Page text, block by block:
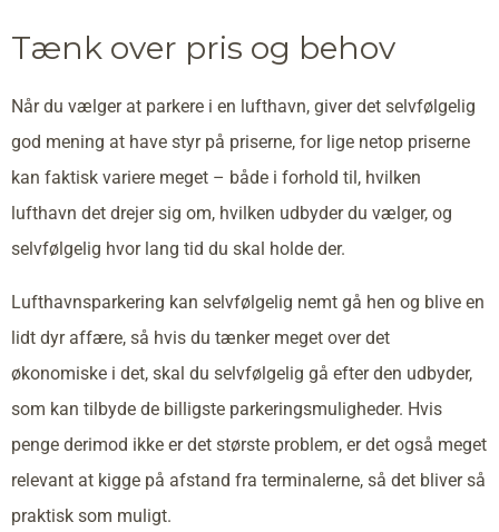
Tænk over pris og behov
Når du vælger at parkere i en lufthavn, giver det selvfølgelig
god mening at have styr på priserne, for lige netop priserne
kan faktisk variere meget – både i forhold til, hvilken
lufthavn det drejer sig om, hvilken udbyder du vælger, og
selvfølgelig hvor lang tid du skal holde der.
Lufthavnsparkering kan selvfølgelig nemt gå hen og blive en
lidt dyr affære, så hvis du tænker meget over det
økonomiske i det, skal du selvfølgelig gå efter den udbyder,
som kan tilbyde de billigste parkeringsmuligheder. Hvis
penge derimod ikke er det største problem, er det også meget
relevant at kigge på afstand fra terminalerne, så det bliver så
praktisk som muligt.